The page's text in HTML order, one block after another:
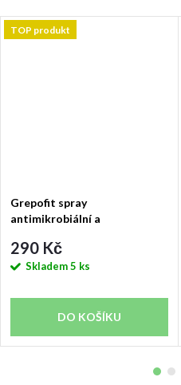
TOP produkt
Grepofit spray
antimikrobiální a
290 Kč
Skladem5 ks
DO KOŠÍKU